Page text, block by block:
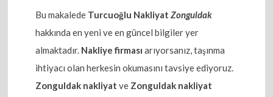
Bu makalede Turcuoğlu NakliyatZonguldak
hakkında en yeni ve en güncel bilgiler yer
almaktadır. Nakliye firması arıyorsanız, taşınma
ihtiyacı olan herkesin okumasını tavsiye ediyoruz.
Zonguldak nakliyat ve Zonguldak nakliyat